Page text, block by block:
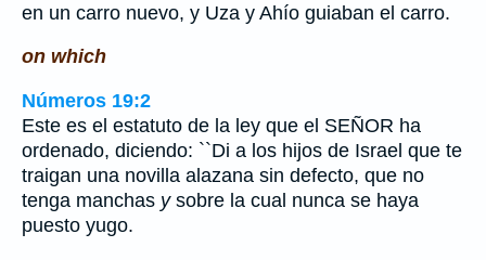
en un carro nuevo, y Uza y Ahío guiaban el carro.
on which
Números 19:2
Este es el estatuto de la ley que el SEÑOR ha
ordenado, diciendo: ``Di a los hijos de Israel que te
traigan una novilla alazana sin defecto, que no
tenga manchas ysobre la cual nunca se haya
puesto yugo.